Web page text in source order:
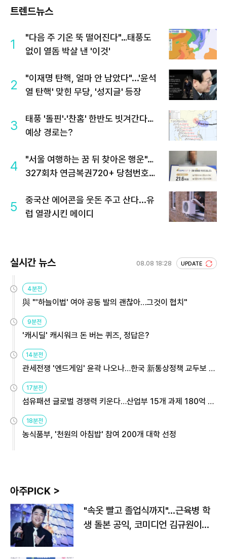
트렌드뉴스
1
"다음 주 기온 뚝 떨어진다"…태풍도
없이 열돔 박살 낸 '이것'
2
"이재명 탄핵, 얼마 안 남았다"...'윤석
열 탄핵' 맞힌 무당, '성지글' 등장
3
태풍 '돌핀'·'찬홈' 한반도 빗겨간다…
예상 경로는?
4
"서울 여행하는 꿈 뒤 찾아온 행운"…
327회차 연금복권720+ 당첨번호조
5
중국산 에어콘을 웃돈 주고 산다...유
럽 열광시킨 메이디
실시간 뉴스 08.08 18:28 UPDATE
4분전
與 "'하늘이법' 여야 공동 발의 괜찮아…그것이 협치"
9분전
'캐시딜' 캐시워크 돈 버는 퀴즈, 정답은?
14분전
관세전쟁 '엔드게임' 윤곽 나오나…한국 新통상정책 교두보 활
용해야
17분전
섬유패션 글로벌 경쟁력 키운다…산업부 15개 과제 180억 지
원
18분전
농식품부, '천원의 아침밥' 참여 200개 대학 선정
아주PICK >
"속옷 빨고 졸업식까지"…근육병 학
생 돌본 공익, 코미디언 김규원이었